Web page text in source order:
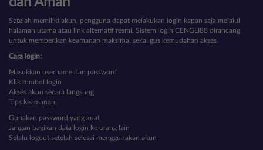
Setelah memiliki akun, pengguna dapat melakukan login kapan saja melalui
halaman utama atau link alternatif resmi. Sistem login CENGLI88 dirancang
untuk memberikan keamanan maksimal sekaligus kemudahan akses.
Cara login:
Masukkan username dan password
Klik tombol login
Akses akun secara langsung
Tips keamanan:
Gunakan password yang kuat
Jangan bagikan data login ke orang lain
Selalu logout setelah selesai menggunakan akun